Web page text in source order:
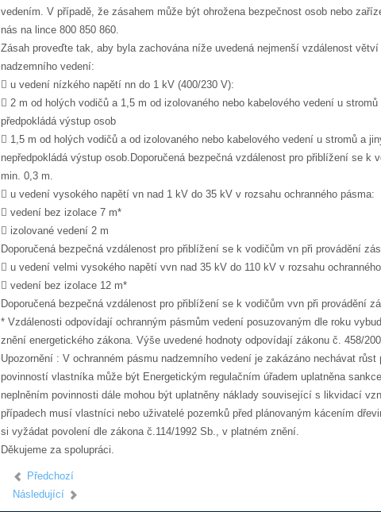
vedením. V případě, že zásahem může být ohrožena bezpečnost osob nebo
nás na lince 800 850 860.
Zásah proveďte tak, aby byla zachována níže uvedená nejmenší vzdálenost
nadzemního vedení:
 u vedení nízkého napětí nn do 1 kV (400/230 V):
 2 m od holých vodičů a 1,5 m od izolovaného nebo kabelového vedení u
předpokládá výstup osob
 1,5 m od holých vodičů a od izolovaného nebo kabelového vedení u stromů a
nepředpokládá výstup osob.Doporučená bezpečná vzdálenost pro přiblížení se k
min. 0,3 m.
 u vedení vysokého napětí vn nad 1 kV do 35 kV v rozsahu ochranného pásma:
 vedení bez izolace 7 m*
 izolované vedení 2 m
Doporučená bezpečná vzdálenost pro přiblížení se k vodičům vn při provádění
 u vedení velmi vysokého napětí vvn nad 35 kV do 110 kV v rozsahu
 vedení bez izolace 12 m*
Doporučená bezpečná vzdálenost pro přiblížení se k vodičům vvn při provádění
* Vzdálenosti odpovídají ochranným pásmům vedení posuzovaným dle roku
znění energetického zákona. Výše uvedené hodnoty odpovídají zákonu č. 458/
Upozornění : V ochranném pásmu nadzemního vedení je zakázáno nechávat
povinností vlastníka může být Energetickým regulačním úřadem uplatněna
neplněním povinnosti dále mohou být uplatněny náklady související s likvidací
případech musí vlastníci nebo uživatelé pozemků před plánovaným kácením
si vyžádat povolení dle zákona č.114/1992 Sb., v platném znění.
Děkujeme za spolupráci.
Předchozí
Následující